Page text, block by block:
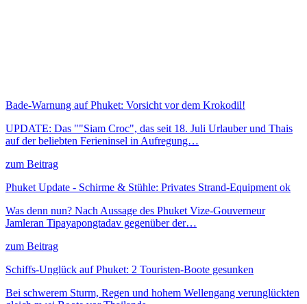
Bade-Warnung auf Phuket: Vorsicht vor dem Krokodil!
UPDATE: Das ""Siam Croc", das seit 18. Juli Urlauber und Thais
auf der beliebten Ferieninsel in Aufregung…
zum Beitrag
Phuket Update - Schirme & Stühle: Privates Strand-Equipment ok
Was denn nun? Nach Aussage des Phuket Vize-Gouverneur
Jamleran Tipayapongtadav gegenüber der…
zum Beitrag
Schiffs-Unglück auf Phuket: 2 Touristen-Boote gesunken
Bei schwerem Sturm, Regen und hohem Wellengang verunglückten